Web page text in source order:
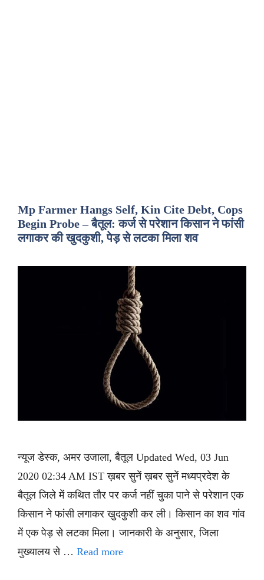
Mp Farmer Hangs Self, Kin Cite Debt, Cops
Begin Probe – बैतूल: कर्ज से परेशान किसान ने फांसी
लगाकर की खुदकुशी, पेड़ से लटका मिला शव
न्यूज डेस्क, अमर उजाला, बैतूल Updated Wed, 03 Jun
2020 02:34 AM IST ख़बर सुनें ख़बर सुनें मध्यप्रदेश के
बैतूल जिले में कथित तौर पर कर्ज नहीं चुका पाने से परेशान एक
किसान ने फांसी लगाकर खुदकुशी कर ली। किसान का शव गांव
में एक पेड़ से लटका मिला। जानकारी के अनुसार, जिला
मुख्यालय से … Read more